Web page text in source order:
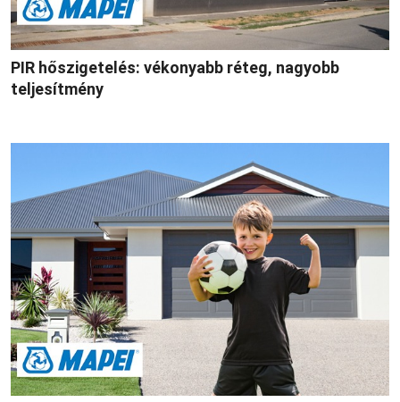
PIR hőszigetelés: vékonyabb réteg, nagyobb
teljesítmény